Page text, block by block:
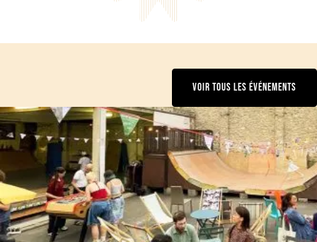
VOIR TOUS LES ÉVÉNEMENTS